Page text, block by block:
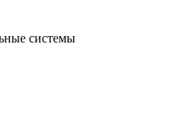
системы